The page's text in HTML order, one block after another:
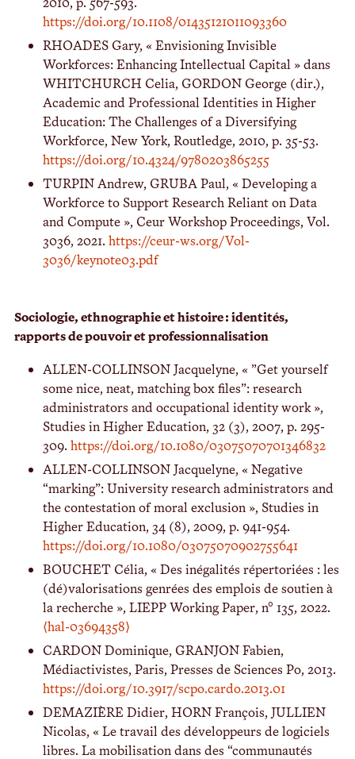
https://doi.org/10.1108/01435121011093360
RHOADES Gary, « Envisioning Invisible
Workforces: Enhancing Intellectual Capital » dans
WHITCHURCH Celia, GORDON George (dir.),
Academic and Professional Identities in Higher
Education: The Challenges of a Diversifying
Workforce, New York, Routledge, 2010, p. 35-53.
https://doi.org/10.4324/9780203865255
TURPIN Andrew, GRUBA Paul, « Developing a
Workforce to Support Research Reliant on Data
and Compute », Ceur Workshop Proceedings, Vol.
3036, 2021. https://ceur-ws.org/Vol-
3036/keynote03.pdf
Sociologie, ethnographie et histoire : identités,
rapports de pouvoir et professionnalisation
ALLEN-COLLINSON Jacquelyne, « ”Get yourself
some nice, neat, matching box files”: research
administrators and occupational identity work »,
Studies in Higher Education, 32 (3), 2007, p. 295-
309. https://doi.org/10.1080/03075070701346832
ALLEN-COLLINSON Jacquelyne, « Negative
“marking”: University research administrators and
the contestation of moral exclusion », Studies in
Higher Education, 34 (8), 2009, p. 941-954.
https://doi.org/10.1080/03075070902755641
BOUCHET Célia, « Des inégalités répertoriées : les
(dé)valorisations genrées des emplois de soutien à
la recherche », LIEPP Working Paper, n° 135, 2022.
⟨hal-03694358⟩
CARDON Dominique, GRANJON Fabien,
Médiactivistes, Paris, Presses de Sciences Po, 2013.
https://doi.org/10.3917/scpo.cardo.2013.01
DEMAZIÈRE Didier, HORN François, JULLIEN
Nicolas, « Le travail des développeurs de logiciels
libres. La mobilisation dans des “communautés